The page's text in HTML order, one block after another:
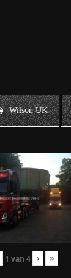
Wilson UK
1 van 4 › »